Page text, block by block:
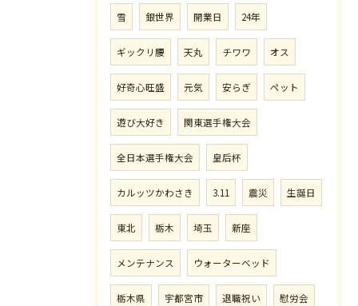
雪 銀世界 開業日 24年
ギックリ腰 天丸 チワワ オス
好奇心旺盛 元気 安らぎ ペット
遊び大好き 関東選手権大会
全日本選手権大会 皇后杯
カルッツかわさき 3.11 震災 生誕日
東北 栃木 埼玉 新座
メンテナンス ウォーターベッド
栃木県 宇都宮市 退職祝い 慰労会